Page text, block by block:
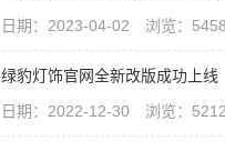
日期：2023-04-02 浏览：5458
绿豹灯饰官网全新改版成功上线
日期：2022-12-30 浏览：5212